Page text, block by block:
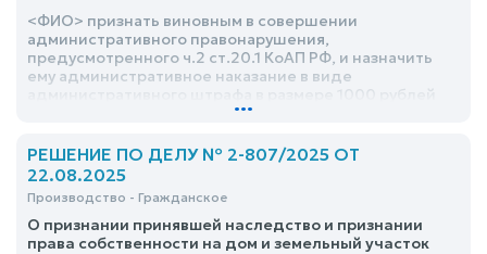
<ФИО> признать виновным в совершении
административного правонарушения,
предусмотренного ч.2 ст.20.1 КоАП РФ, и назначить
ему административное наказание в виде
...
РЕШЕНИЕ ПО ДЕЛУ № 2-807/2025 ОТ
22.08.2025
Производство - Гражданское
О признании принявшей наследство и признании
права собственности на дом и земельный участок